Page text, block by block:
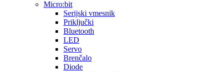
Micro:bit
Serijski vmesnik
Priključki
Bluetooth
LED
Servo
Brenčalo
Diode